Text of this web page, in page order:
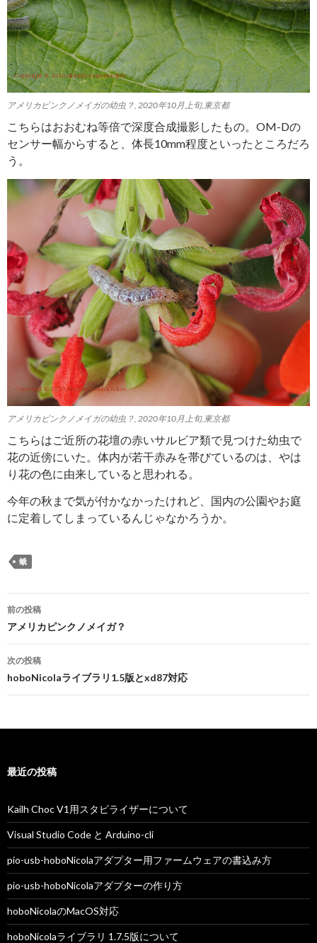
アメリカピンクノメイガの幼虫？, 2020年10月上旬,東京都
こちらはおおむね等倍で深度合成撮影したもの。OM-Dの
センサー幅からすると、体長10mm程度といったところだろ
う。
アメリカピンクノメイガの幼虫？, 2020年10月上旬,東京都
こちらはご近所の花壇の赤いサルビア類で見つけた幼虫で
花の近傍にいた。体内が若干赤みを帯びているのは、やは
り花の色に由来していると思われる。
今年の秋まで気が付かなかったけれど、国内の公園やお庭
に定着してしまっているんじゃなかろうか。
蛾
投
稿
ナ
ビ
ゲ
ー
ョ
ン
前の投稿
アメリカピンクノメイガ？
次の投稿
hoboNicolaライブラリ1.5版とxd87対応
最近の投稿
Kailh Choc V1用スタビライザーについて
Visual Studio Code と Arduino-cli
pio-usb-hoboNicolaアダプター用ファームウェアの書込み方
pio-usb-hoboNicolaアダプターの作り方
hoboNicolaのMacOS対応
hoboNicolaライブラリ 1.7.5版について